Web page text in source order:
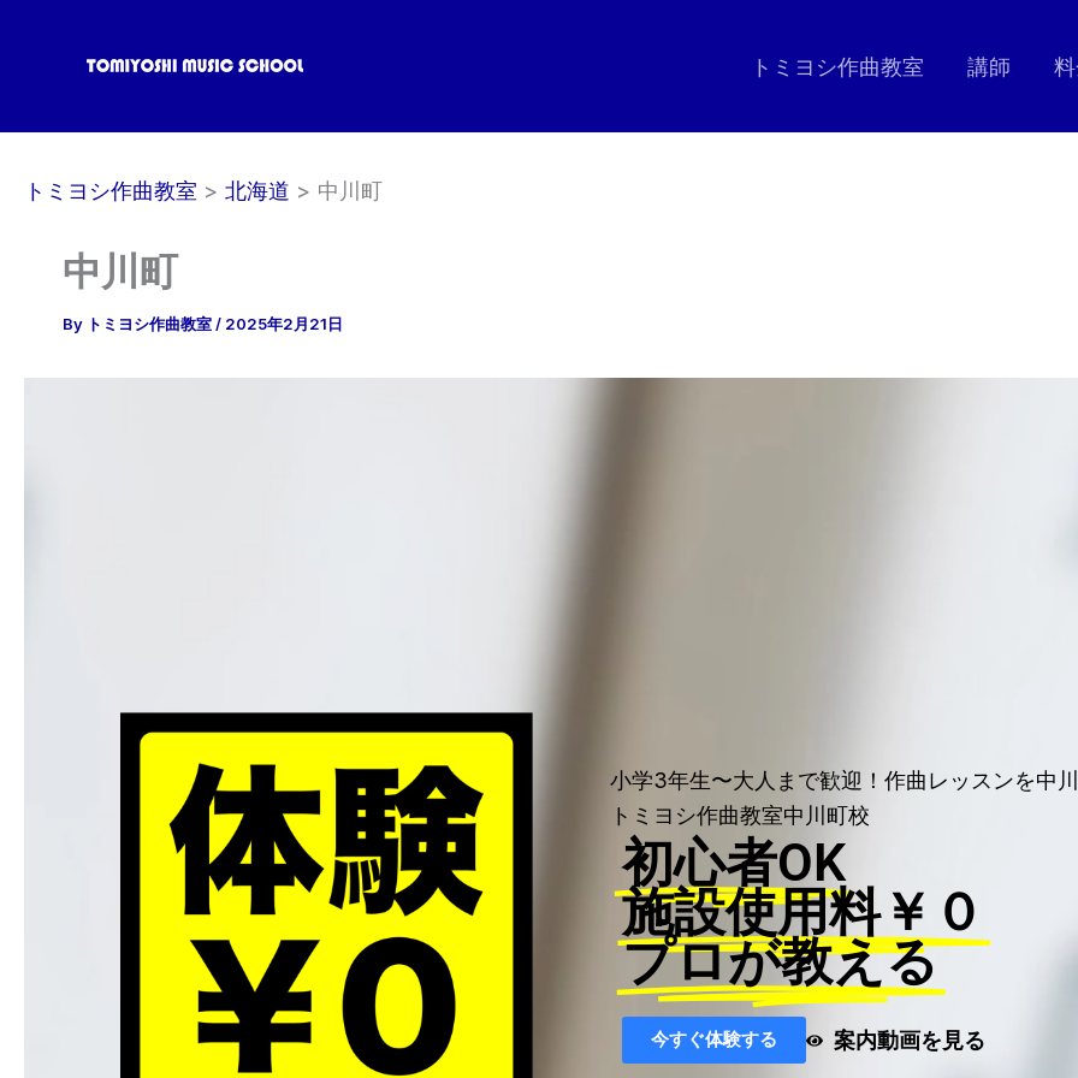
トミヨシ作曲教室 講師
トミヨシ作曲教室 北海道 中川町
中川町
By トミヨシ作曲教室/ 2025年2月21日
小学3年生〜大人まで歓迎！作曲レッスンを中
トミヨシ作曲教室中川町校
初心者OK
施設使用料￥０
プロが教える
今すぐ体験する 案内動画を見る